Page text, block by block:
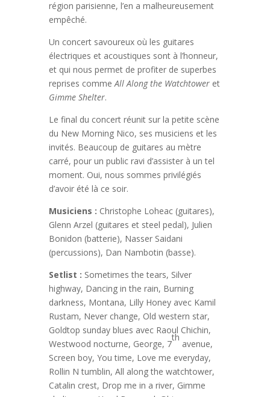
région parisienne, l’en a malheureusement
empêché.
Un concert savoureux où les guitares
électriques et acoustiques sont à l’honneur,
et qui nous permet de profiter de superbes
reprises commeAll Along the Watchtoweret
Gimme Shelter.
Le final du concert réunit sur la petite scène
du New Morning Nico, ses musiciens et les
invités. Beaucoup de guitares au mètre
carré, pour un public ravi d’assister à un tel
moment. Oui, nous sommes privilégiés
d’avoir été là ce soir.
Musiciens : Christophe Loheac (guitares),
Glenn Arzel (guitares et steel pedal), Julien
Bonidon (batterie), Nasser Saidani
(percussions), Dan Nambotin (basse).
Setlist : Sometimes the tears, Silver
highway, Dancing in the rain, Burning
darkness, Montana, Lilly Honey avec Kamil
Rustam, Never change, Old western star,
Goldtop sunday blues avec Raoul Chichin,
Westwood nocturne, George, 7
th
avenue,
Screen boy, You time, Love me everyday,
Rollin N tumblin, All along the watchtower,
Catalin crest, Drop me in a river, Gimme